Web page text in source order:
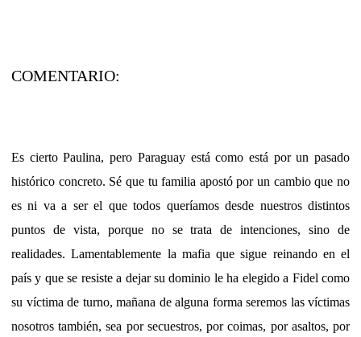
COMENTARIO:
Es cierto Paulina, pero Paraguay está como está por un pasado
histórico concreto. Sé que tu familia apostó por un cambio que no
es ni va a ser el que todos queríamos desde nuestros distintos
puntos de vista, porque no se trata de intenciones, sino de
realidades. Lamentablemente la mafia que sigue reinando en el
país y que se resiste a dejar su dominio le ha elegido a Fidel como
su víctima de turno, mañana de alguna forma seremos las víctimas
nosotros también, sea por secuestros, por coimas, por asaltos, por